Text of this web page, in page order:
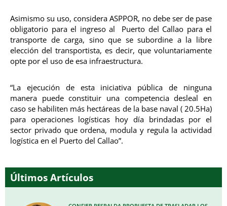
Asimismo su uso, considera ASPPOR, no debe ser de pase
obligatorio para el ingreso al Puerto del Callao para el
transporte de carga, sino que se subordine a la libre
elección del transportista, es decir, que voluntariamente
opte por el uso de esa infraestructura.
“La ejecución de esta iniciativa pública de ninguna
manera puede constituir una competencia desleal en
caso se habiliten más hectáreas de la base naval ( 20.5Ha)
para operaciones logísticas hoy día brindadas por el
sector privado que ordena, modula y regula la actividad
logística en el Puerto del Callao”.
Últimos Artículos